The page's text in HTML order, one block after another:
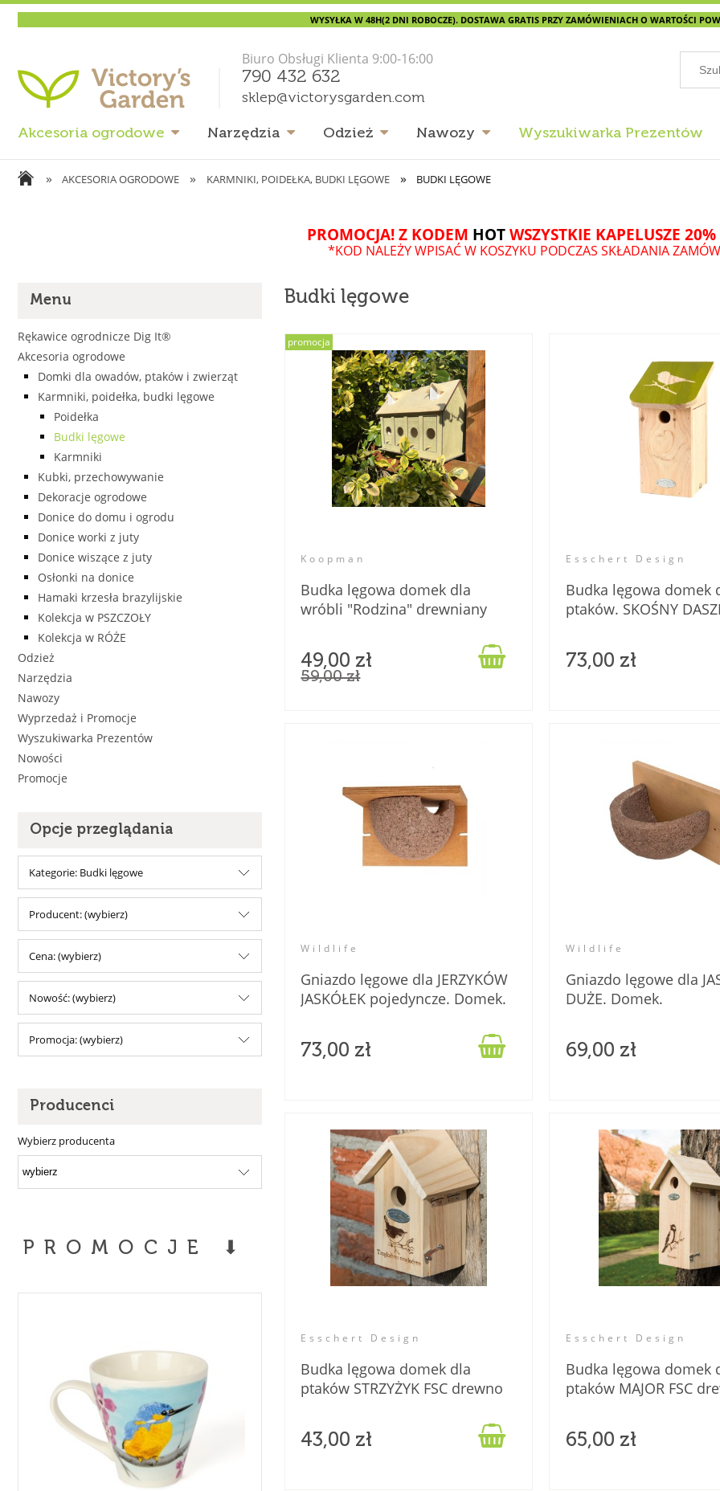
WYSYŁKA W 48H(2 DNI ROBOCZE). DOSTAWA GRATIS PRZY ZAMÓWIENIACH O WARTOŚCI
Biuro Obsługi Klienta 9:00-16:00
790 432 632
sklep@victorysgarden.com
Akcesoria ogrodowe Narzędzia Odzież Nawozy Wyszukiwarka Prezentów
» AKCESORIA OGRODOWE » KARMNIKI, POIDEŁKA, BUDKI LĘGOWE » BUDKI LĘGOWE
PROMOCJA! Z KODEM HOTWSZYSTKIE KAPELUSZE 20%
*KOD NALEŻY WPISAĆ W KOSZYKU PODCZAS SKŁADANIA
Menu
Rękawice ogrodnicze Dig It®
Akcesoria ogrodowe
Domki dla owadów, ptaków i zwierząt
Karmniki, poidełka, budki lęgowe
Poidełka
Budki lęgowe
Karmniki
Kubki, przechowywanie
Dekoracje ogrodowe
Donice do domu i ogrodu
Donice worki z juty
Donice wiszące z juty
Osłonki na donice
Hamaki krzesła brazylijskie
Kolekcja w PSZCZOŁY
Kolekcja w RÓŻE
Odzież
Narzędzia
Nawozy
Wyprzedaż i Promocje
Wyszukiwarka Prezentów
Nowości
Promocje
Opcje przeglądania
Kategorie: Budki lęgowe
Producent: (wybierz)
Cena: (wybierz)
Nowość: (wybierz)
Promocja: (wybierz)
Producenci
Wybierz producenta
PROMOCJE ⬇
Budki lęgowe
Koopman
Budka lęgowa domek dla
wróbli "Rodzina" drewniany
49,00 zł
59,00 zł

promocja
Esschert Design
Budka lęgowa domek
ptaków. SKOŚNY
73,00 zł
Wildlife
Gniazdo lęgowe dla JERZYKÓW
JASKÓŁEK pojedyncze. Domek.
73,00 zł 
Wildlife
Gniazdo lęgowe dla
DUŻE. Domek.
69,00 zł
Esschert Design
Budka lęgowa domek dla
ptaków STRZYŻYK FSC drewno
43,00 zł

Esschert Design
Budka lęgowa domek
ptaków MAJOR FSC
65,00 zł